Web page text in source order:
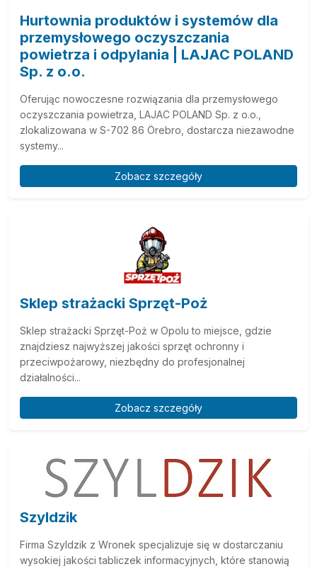
Hurtownia produktów i systemów dla
przemysłowego oczyszczania
powietrza i odpylania | LAJAC POLAND
Sp. z o.o.
Oferując nowoczesne rozwiązania dla przemysłowego
oczyszczania powietrza, LAJAC POLAND Sp. z o.o.,
zlokalizowana w S-702 86 Örebro, dostarcza niezawodne
systemy...
Zobacz szczegóły
Sklep strażacki Sprzęt-Poż
Sklep strażacki Sprzęt-Poż w Opolu to miejsce, gdzie
znajdziesz najwyższej jakości sprzęt ochronny i
przeciwpożarowy, niezbędny do profesjonalnej
działalności...
Zobacz szczegóły
Szyldzik
Firma Szyldzik z Wronek specjalizuje się w dostarczaniu
wysokiej jakości tabliczek informacyjnych, które stanowią